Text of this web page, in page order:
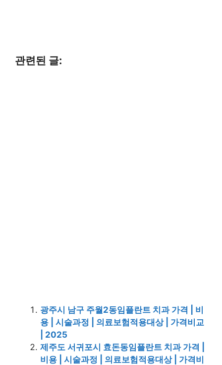
관련된 글:
광주시 남구 주월2동임플란트 치과 가격 | 비
용 | 시술과정 | 의료보험적용대상 | 가격비교
| 2025
제주도 서귀포시 효돈동임플란트 치과 가격 |
비용 | 시술과정 | 의료보험적용대상 | 가격비